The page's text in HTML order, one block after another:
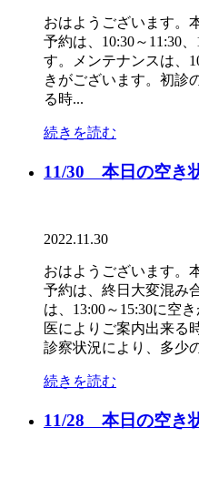
おはようございます。
予約は、10:30～11:30
す。メンテナンスは、
きがございます。初診
る時...
続きを読む
11/30 本日の空き
2022.11.30
おはようございます。
予約は、終日大変混み
は、13:00～15:30に空
医によりご案内出来る
診察状況により、多少
続きを読む
11/28 本日の空き